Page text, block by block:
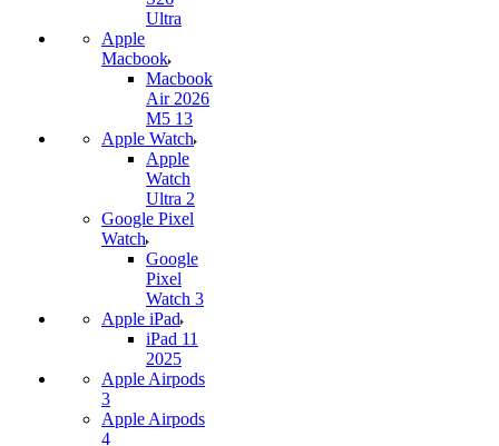
Ultra
Apple
Macbook
Macbook
Air 2026
M5 13
Apple Watch
Apple
Watch
Ultra 2
Google Pixel
Watch
Google
Pixel
Watch 3
Apple iPad
iPad 11
2025
Apple Airpods
3
Apple Airpods
4